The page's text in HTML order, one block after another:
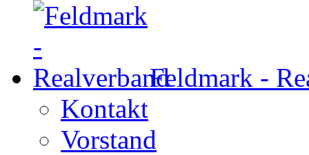
Feldmark -
Kontakt
Vorstand